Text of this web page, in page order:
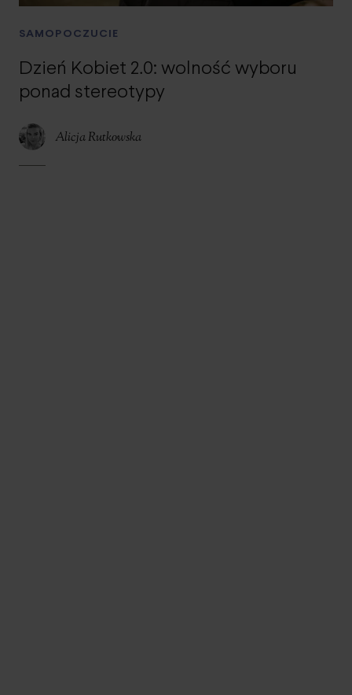
SAMOPOCZUCIE
Dzień Kobiet 2.0: wolność wyboru
ponad stereotypy
Alicja Rutkowska